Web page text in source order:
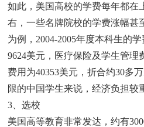
如此，美国高校的学费每年都在
右，一些名牌院校的学费涨幅甚
为例，2004-2005年度本科生的
9624美元，医疗保险及学生管理
费用为40353美元，折合约30多
限的中国学生来说，经济负担较
3、选校
美国高等教育非常发达，约有